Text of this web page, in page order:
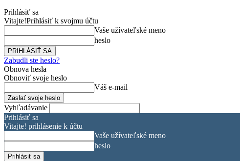
Prihlásiť sa
Vitajte!Prihlásiť k svojmu účtu
Vaše užívateľské meno
heslo
Zabudli ste heslo?
Obnova hesla
Obnoviť svoje heslo
Váš e-mail
Vyhľadávanie
Prihlásiť sa
Vitajte! prihlásenie k účtu
Vaše užívateľské meno
heslo